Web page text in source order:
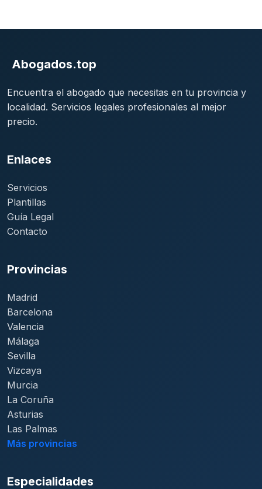
Abogados.top
Encuentra el abogado que necesitas en tu provincia y
localidad. Servicios legales profesionales al mejor
precio.
Enlaces
Servicios
Plantillas
Guía Legal
Contacto
Provincias
Madrid
Barcelona
Valencia
Málaga
Sevilla
Vizcaya
Murcia
La Coruña
Asturias
Las Palmas
Más provincias
Especialidades